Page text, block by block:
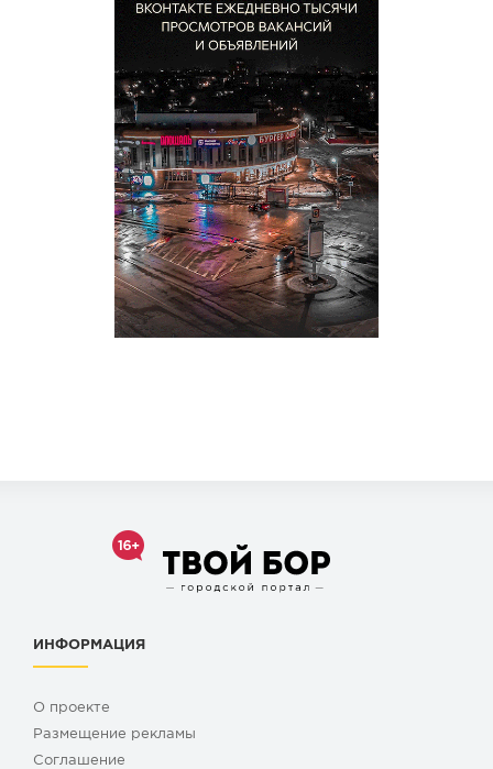
ИНФОРМАЦИЯ
О проекте
Размещение рекламы
Cоглашение